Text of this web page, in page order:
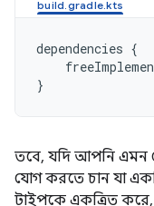
dependencies {
}
তবে, যদি আপনি এমন
যোগ করতে চান যা
টাইপকে একত্রিত